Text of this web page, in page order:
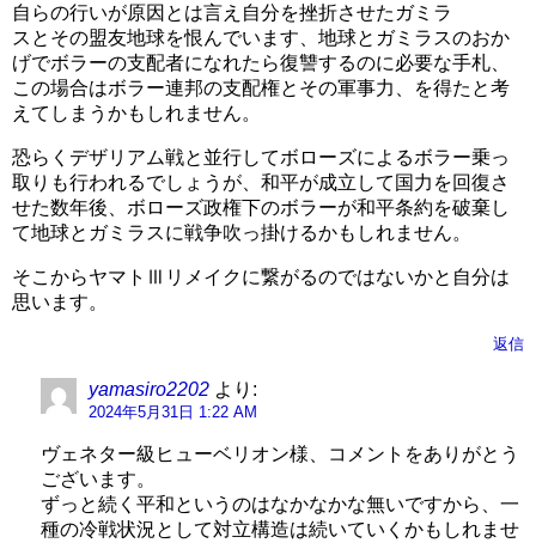
自らの行いが原因とは言え自分を挫折させたガミラ
スとその盟友地球を恨んでいます、地球とガミラスのおか
げでボラーの支配者になれたら復讐するのに必要な手札、
この場合はボラー連邦の支配権とその軍事力、を得たと考
えてしまうかもしれません。
恐らくデザリアム戦と並行してボローズによるボラー乗っ
取りも行われるでしょうが、和平が成立して国力を回復さ
せた数年後、ボローズ政権下のボラーが和平条約を破棄し
て地球とガミラスに戦争吹っ掛けるかもしれません。
そこからヤマトⅢリメイクに繋がるのではないかと自分は
思います。
返信
yamasiro2202 より:
2024年5月31日 1:22 AM
ヴェネター級ヒューベリオン様、コメントをありがとう
ございます。
ずっと続く平和というのはなかなかな無いですから、一
種の冷戦状況として対立構造は続いていくかもしれませ